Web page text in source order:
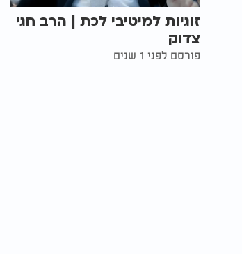
זוגיות למיטיבי לכת | הרב חגי
צדוק
פורסם לפני 1 שנים